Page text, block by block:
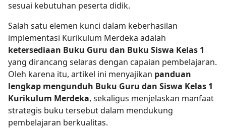
sesuai kebutuhan peserta didik.
Salah satu elemen kunci dalam keberhasilan
implementasi Kurikulum Merdeka adalah
ketersediaan Buku Guru dan Buku Siswa Kelas 1
yang dirancang selaras dengan capaian pembelajaran.
Oleh karena itu, artikel ini menyajikan panduan
lengkap mengunduh Buku Guru dan Siswa Kelas 1
Kurikulum Merdeka, sekaligus menjelaskan manfaat
strategis buku tersebut dalam mendukung
pembelajaran berkualitas.